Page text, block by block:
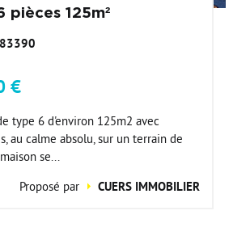
pièces 125m²
€
type 6 d'environ 125m2 avec
au calme absolu, sur un terrain de
se...
Proposé par
CUERS IMMOBILIER